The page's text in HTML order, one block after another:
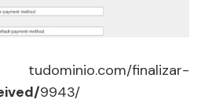
finalizar-
9943/